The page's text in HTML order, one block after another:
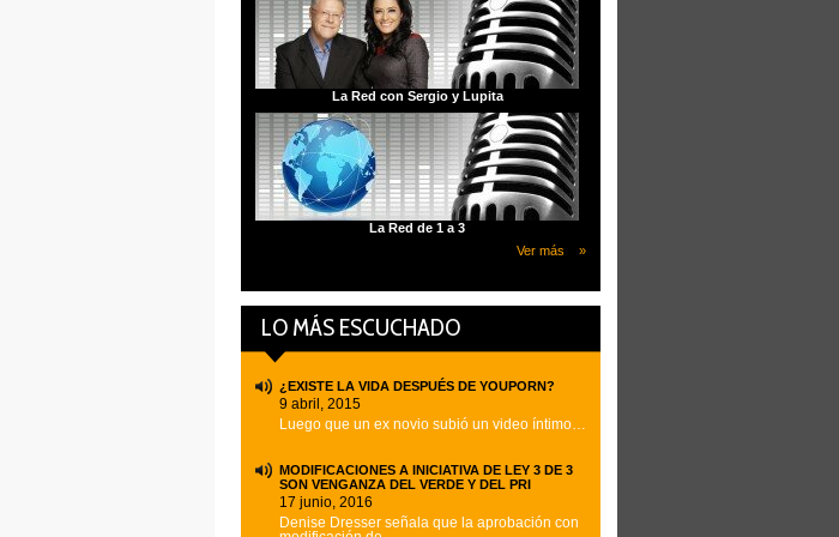
La Red con Sergio y Lupita
La Red de 1 a 3
Ver más »
LO MÁS ESCUCHADO
¿EXISTE LA VIDA DESPUÉS DE YOUPORN?
9 abril, 2015
Luego que un ex novio subió un video íntimo…
MODIFICACIONES A INICIATIVA DE LEY 3 DE 3
SON VENGANZA DEL VERDE Y DEL PRI
17 junio, 2016
Denise Dresser señala que la aprobación con